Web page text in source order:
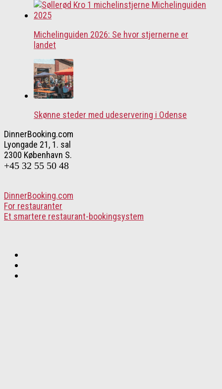
Michelinguiden 2026: Se hvor stjernerne er
landet
Skønne steder med udeservering i Odense
DinnerBooking.com
Lyongade 21, 1. sal
2300 København S.
+45 32 55 50 48
DinnerBooking.com
For restauranter
Et smartere restaurant-bookingsystem